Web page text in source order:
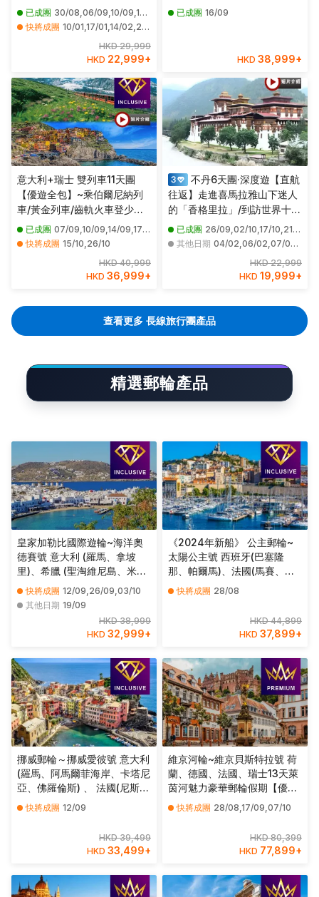
店及安排住宿1晚撒哈拉沙漠豪
華營地｜到訪被譽為「藍珍
安排乘坐四驅車前往體驗撒哈
已成團 30/08,06/09,10/09,13/09,19/09,20/09,27/09,04/10,07/10,10/10,11/10,12/10,14/10,18/10,25/10,01/11,08/11,15/11,22/11,29/11
快將成團 10/01,17/01,14/02,21/02,28/02,07/03,14/03,04/04,11/04,18/04,25/04,02/05,09/05,23/05,30/05,06/06,13/06,20/06,15/08,22/08
HKD 29,999
HKD 22,999+
洛克魯姆島、斯普里特、里耶
湖/餐食全包/無自費/免收服務
已成團 16/09
HKD 38,999+
意大利+瑞士 雙列車11天團
【優遊全包】~乘伯爾尼納列
車/黃金列車/齒軌火車登少女
峰、歐洲最大萊茵河瀑布、世
界文化遺產五漁村、建築奇蹟
醋、著名冰川科莫湖、餐食全
已成團 07/09,10/09,14/09,17/09,21/09,28/09,08/10,12/10,22/10
快將成團 15/10,26/10
HKD 40,999
HKD 36,999+
不丹6天團·深度遊【直航
往返】走進喜馬拉雅山下迷人
的「香格里拉」/到訪世界十大
寺廟之一～虎穴寺/親身體驗試
穿不丹傳統國服及製作獨一無
及浪漫的普納卡宗【優遊全
已成團 26/09,02/10,17/10,21/11,25/12,29/12
其他日期 04/02,06/02,07/03,24/03,26/03,03/04,13/05,29/06,21/08,16/09,01/10,25/12
HKD 22,999
HKD 19,999+
查看更多 長線旅行團產品
精選郵輪產品
皇家加勒比國際遊輪~海洋奧
德賽號 意大利 (羅馬、拿坡
里)、希臘 (聖淘維尼島、米可
諾斯島)、土耳其(古薩達斯) 10
天豪華郵輪假期【優遊全包】
快將成團 12/09,26/09,03/10
其他日期 19/09
HKD 38,999
HKD 32,999+
《2024年新船》 公主郵輪~
太陽公主號 西班牙(巴塞隆
那、帕爾馬)、法國(馬賽、科
西嘉島)、 意大利 (熱那亞、佛
羅倫斯/比薩、羅馬) 10天豪華
快將成團 28/08
HKD 44,899
HKD 37,899+
挪威郵輪～挪威愛彼號 意大利
(羅馬、阿馬爾菲海岸、卡塔尼
亞、佛羅倫斯) 、 法國(尼斯、
馬賽)、西班牙(巴塞隆那) 10天
郵輪假期【優遊全包】
快將成團 12/09
HKD 39,499
HKD 33,499+
維京河輪~維京貝斯特拉號 荷
蘭、德國、法國、瑞士13天萊
茵河魅力豪華郵輪假期【優遊
緻選】
快將成團 28/08,17/09,07/10
HKD 80,399
HKD 77,899+